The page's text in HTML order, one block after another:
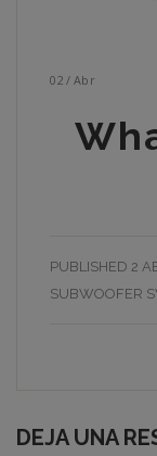
02 / Abr
PUBLISHED 2
SUBWOOFER
DEJA UNA